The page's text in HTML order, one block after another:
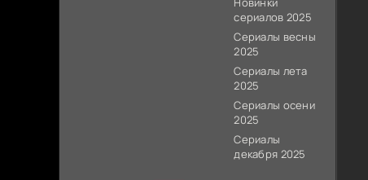
сериалов 2025
Сериалы весны
2025
Сериалы лета
2025
Сериалы осени
2025
Сериалы
декабря 2025